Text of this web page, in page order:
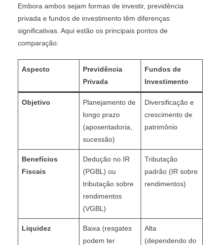
Embora ambos sejam formas de investir, previdência
privada e fundos de investimento têm diferenças
significativas. Aqui estão os principais pontos de
comparação:
Aspecto
Previdência
Privada
Fundos de
Investimento
Objetivo
Planejamento de
longo prazo
(aposentadoria,
sucessão)
Diversificação e
crescimento de
patrimônio
Benefícios
Fiscais
Dedução no IR
(PGBL) ou
tributação sobre
rendimentos
(VGBL)
Tributação
padrão (IR sobre
rendimentos)
Liquidez
Baixa (resgates
podem ter
Alta
(dependendo do